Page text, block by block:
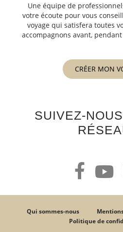
Une équipe de
votre écoute pour vous
voyage qui satisfera toutes
accompagnons avant,
CRÉER MON
SUIVEZ-
Qui sommes-nous
Politique de